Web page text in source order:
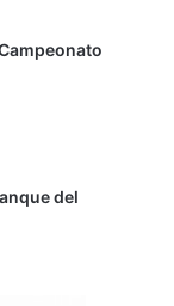
del